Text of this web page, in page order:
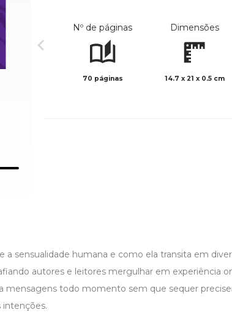
Nº de páginas
70 páginas
Dimensões
14.7 x 21 x 0.5 cm
a sensualidade humana e como ela transita em
autores e leitores mergulhar em experiência
mensagens todo momento sem que sequer
intenções.